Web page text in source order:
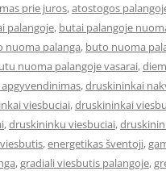
prie juros,atostogos
palangoje, butai palangoje
nuoma palanga, buto nuoma
nuoma palangoje vasarai,
,druskininkai
viesbuciai,druskininkai
,druskininku viesbuciai,
,energetikas šventoji,
,gradiali viesbutis palangoje,